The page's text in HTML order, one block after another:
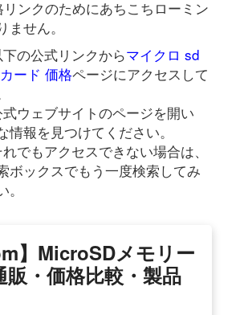
ンクのためにあちこちローミン
せん。
下の公式リンクからマイクロ sd
ード 価格ページにアクセスして
ウェブサイトのページを開い
情報を見つけてください。
でもアクセスできない場合は、
ボックスでもう一度検索してみ
】microSDメモリー
販・価格比較・製品